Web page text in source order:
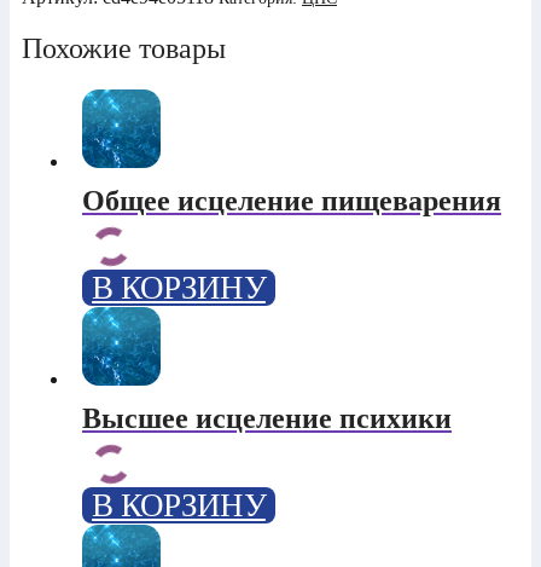
Похожие товары
Общее исцеление пищеварения
В КОРЗИНУ
Высшее исцеление психики
В КОРЗИНУ